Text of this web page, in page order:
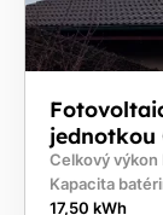
jednotkou
Celkový výkon
Kapacita
17,50 kWh